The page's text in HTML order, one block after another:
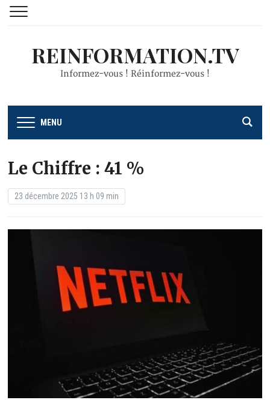
REINFORMATION.TV
Informez-vous ! Réinformez-vous !
MENU
Le Chiffre : 41 %
23 décembre 2025 13 h 09 min